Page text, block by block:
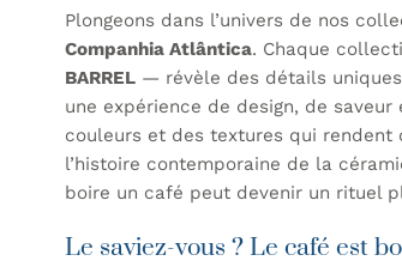
Plongeons dans l’univers de nos
Companhia Atlântica. Chaque
BARREL— révèle des détails
une expérience de design, de
couleurs et des textures qui rendent
l’histoire contemporaine de la
boire un café peut devenir un rituel
Le saviez-vous ? Le café est